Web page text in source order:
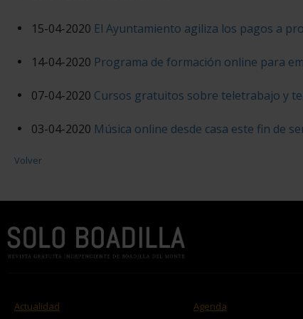
15-04-2020 El Ayuntamiento agiliza los pagos a
14-04-2020 Programa de formación online para
07-04-2020 Cursos gratuitos sobre teletrabajo y
03-04-2020 Música online desde casa este fin de
Volver
Actualidad Agenda